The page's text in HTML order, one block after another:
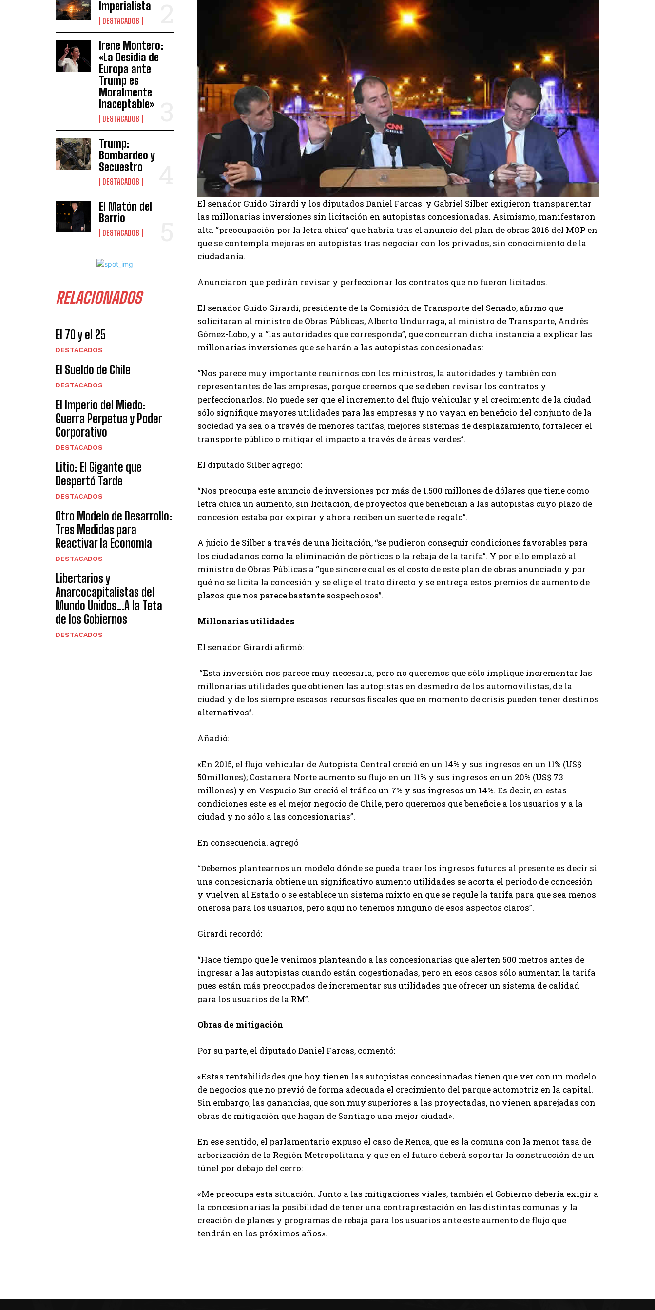
Imperialista
DESTACADOS
Irene Montero:
«La Desidia de
Europa ante
Trump es
Moralmente
Inaceptable»
DESTACADOS
Trump:
Bombardeo y
Secuestro
DESTACADOS
El Matón del
Barrio
DESTACADOS
RELACIONADOS
El 70 y el 25
DESTACADOS
El Sueldo de Chile
DESTACADOS
El Imperio del Miedo:
Guerra Perpetua y Poder
Corporativo
DESTACADOS
Litio: El Gigante que
Despertó Tarde
DESTACADOS
Otro Modelo de Desarrollo:
Tres Medidas para
Reactivar la Economía
DESTACADOS
Libertarios y
Anarcocapitalistas del
Mundo Unidos…A la Teta
de los Gobiernos
DESTACADOS
El senador Guido Girardi y los diputados Daniel Farcas y Gabriel Silber exigieron transparentar
las millonarias inversiones sin licitación en autopistas concesionadas. Asimismo, manifestaron
alta “preocupación por la letra chica” que habría tras el anuncio del plan de obras 2016 del MOP en
que se contempla mejoras en autopistas tras negociar con los privados, sin conocimiento de la
ciudadanía.
Anunciaron que pedirán revisar y perfeccionar los contratos que no fueron licitados.
El senador Guido Girardi, presidente de la Comisión de Transporte del Senado, afirmo que
solicitaran al ministro de Obras Públicas, Alberto Undurraga, al ministro de Transporte, Andrés
Gómez-Lobo, y a “las autoridades que corresponda”, que concurran dicha instancia a explicar las
millonarias inversiones que se harán a las autopistas concesionadas:
“Nos parece muy importante reunirnos con los ministros, la autoridades y también con
representantes de las empresas, porque creemos que se deben revisar los contratos y
perfeccionarlos. No puede ser que el incremento del flujo vehicular y el crecimiento de la ciudad
sólo signifique mayores utilidades para las empresas y no vayan en beneficio del conjunto de la
sociedad ya sea o a través de menores tarifas, mejores sistemas de desplazamiento, fortalecer el
transporte público o mitigar el impacto a través de áreas verdes”.
El diputado Silber agregó:
“Nos preocupa este anuncio de inversiones por más de 1.500 millones de dólares que tiene como
letra chica un aumento, sin licitación, de proyectos que benefician a las autopistas cuyo plazo de
concesión estaba por expirar y ahora reciben un suerte de regalo”.
A juicio de Silber a través de una licitación, “se pudieron conseguir condiciones favorables para
los ciudadanos como la eliminación de pórticos o la rebaja de la tarifa”. Y por ello emplazó al
ministro de Obras Públicas a “que sincere cual es el costo de este plan de obras anunciado y por
qué no se licita la concesión y se elige el trato directo y se entrega estos premios de aumento de
plazos que nos parece bastante sospechosos”.
Millonarias utilidades
El senador Girardi afirmó:
“Esta inversión nos parece muy necesaria, pero no queremos que sólo implique incrementar las
millonarias utilidades que obtienen las autopistas en desmedro de los automovilistas, de la
ciudad y de los siempre escasos recursos fiscales que en momento de crisis pueden tener destinos
alternativos”.
Añadió:
«En 2015, el flujo vehicular de Autopista Central creció en un 14% y sus ingresos en un 11% (US$
50millones); Costanera Norte aumento su flujo en un 11% y sus ingresos en un 20% (US$ 73
millones) y en Vespucio Sur creció el tráfico un 7% y sus ingresos un 14%. Es decir, en estas
condiciones este es el mejor negocio de Chile, pero queremos que beneficie a los usuarios y a la
ciudad y no sólo a las concesionarias”.
En consecuencia. agregó
“Debemos plantearnos un modelo dónde se pueda traer los ingresos futuros al presente es decir si
una concesionaria obtiene un significativo aumento utilidades se acorta el periodo de concesión
y vuelven al Estado o se establece un sistema mixto en que se regule la tarifa para que sea menos
onerosa para los usuarios, pero aquí no tenemos ninguno de esos aspectos claros”.
Girardi recordó:
“Hace tiempo que le venimos planteando a las concesionarias que alerten 500 metros antes de
ingresar a las autopistas cuando están cogestionadas, pero en esos casos sólo aumentan la tarifa
pues están más preocupados de incrementar sus utilidades que ofrecer un sistema de calidad
para los usuarios de la RM”.
Obras de mitigación
Por su parte, el diputado Daniel Farcas, comentó:
«Estas rentabilidades que hoy tienen las autopistas concesionadas tienen que ver con un modelo
de negocios que no previó de forma adecuada el crecimiento del parque automotriz en la capital.
Sin embargo, las ganancias, que son muy superiores a las proyectadas, no vienen aparejadas con
obras de mitigación que hagan de Santiago una mejor ciudad».
En ese sentido, el parlamentario expuso el caso de Renca, que es la comuna con la menor tasa de
arborización de la Región Metropolitana y que en el futuro deberá soportar la construcción de un
túnel por debajo del cerro:
«Me preocupa esta situación. Junto a las mitigaciones viales, también el Gobierno debería exigir a
la concesionarias la posibilidad de tener una contraprestación en las distintas comunas y la
creación de planes y programas de rebaja para los usuarios ante este aumento de flujo que
tendrán en los próximos años».